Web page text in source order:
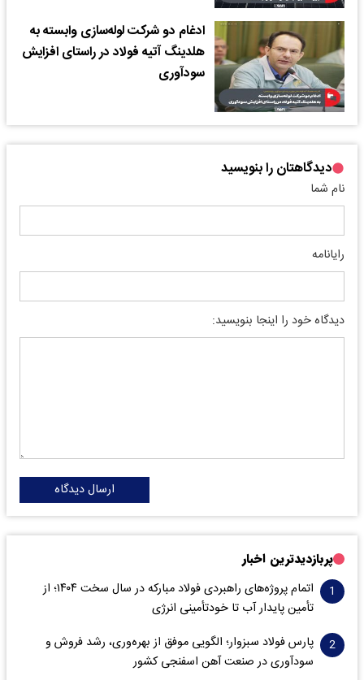
ادغام دو شرکت لوله‌سازی وابسته به
هلدینگ آتیه فولاد در راستای افزایش
سودآوری
دیدگاهتان را بنویسید
نام شما
رایانامه
دیدگاه خود را اینجا بنویسید:
ارسال دیدگاه
پربازدیدترین اخبار
اتمام پروژه‌های راهبردی فولاد مبارکه در سال سخت ۱۴۰۴؛ از
تأمین پایدار آب تا خودتأمینی انرژی
پارس فولاد سبزوار؛ الگویی موفق از بهره‌وری، رشد فروش و
سود‌آوری در صنعت آهن اسفنجی کشور